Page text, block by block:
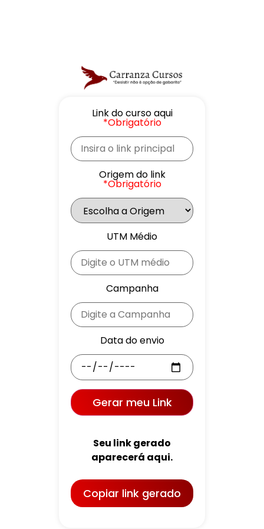
Link do curso aqui
*Obrigatório
Origem do link
*Obrigatório
UTM Médio
Campanha
Data do envio
Gerar meu Link
Seu link gerado
aparecerá aqui.
Copiar link gerado